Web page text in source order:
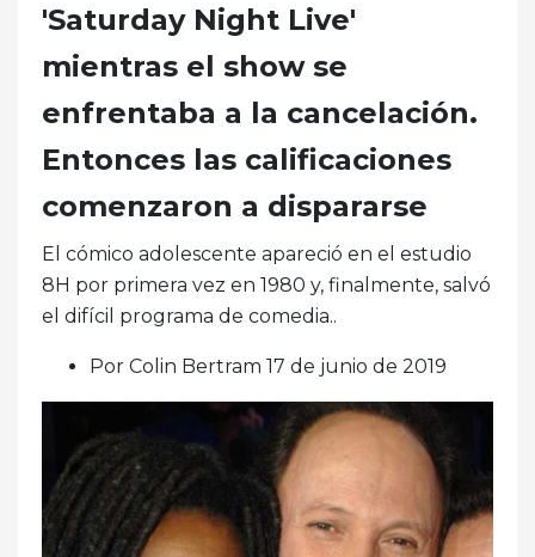
'Saturday Night Live'
mientras el show se
enfrentaba a la cancelación.
Entonces las calificaciones
comenzaron a dispararse
El cómico adolescente apareció en el estudio
8H por primera vez en 1980 y, finalmente, salvó
el difícil programa de comedia..
Por Colin Bertram 17 de junio de 2019